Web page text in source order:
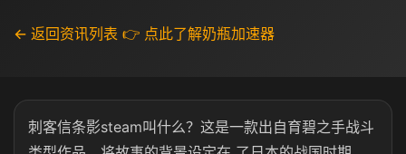
← 返回资讯列表 👉 点此了解奶瓶加速器
刺客信条影steam叫什么？这是一款出自育碧之手战斗